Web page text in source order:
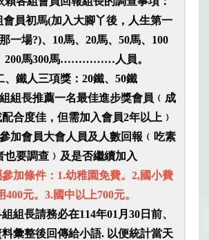
會員初馬(加入大腳丫後，人生第一
一場?)、10馬、20馬、50馬、100
200馬300馬……………人員。
、鐵人三項獎：20鐵、50鐵
組長推薦一名最佳進步獎會員﹙成
合度佳，但需加入會員2年以上﹚
加會員大會人員及人數回報﹙吃素
也要調查﹚及是否繼續加入
加條件：1.幼稚園免費。2,國小費
400元。3.國中以上700元。
組長請務必在114年01月30日前、
彙整後回傳給小語. 以便統計當天